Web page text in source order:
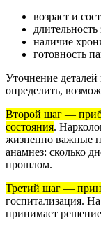
возраст и
длительность
наличие
готовность
Уточнение деталей
определить,
Второй шаг —
состояния.
жизненно важные
анамнез: сколько
прошлом.
Третий шаг —
госпитализация.
принимает